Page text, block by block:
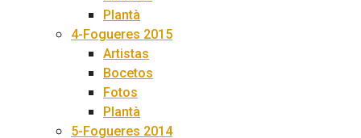
Plantà
4-Fogueres 2015
Artistas
Bocetos
Fotos
Plantà
5-Fogueres 2014